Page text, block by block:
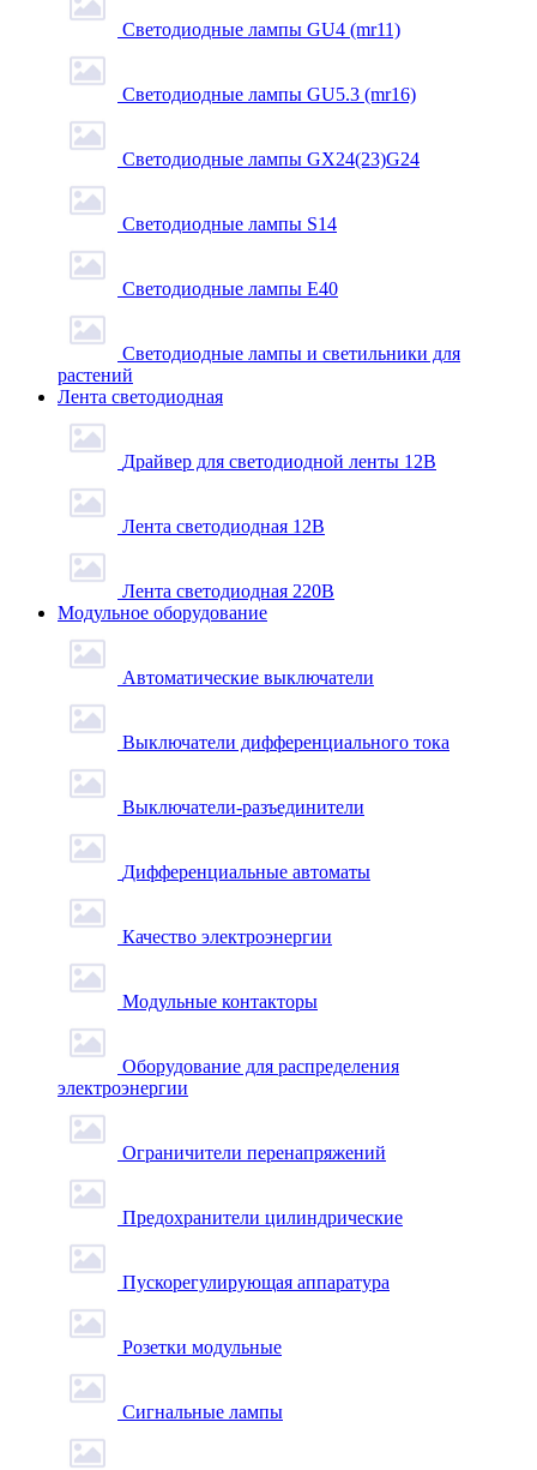
Светодиодные лампы GU4 (mr11)
Светодиодные лампы GU5.3 (mr16)
Светодиодные лампы GX24(23)G24
Светодиодные лампы S14
Светодиодные лампы Е40
Светодиодные лампы и светильники для
растений
Лента светодиодная
Драйвер для светодиодной ленты 12В
Лента светодиодная 12В
Лента светодиодная 220В
Модульное оборудование
Автоматические выключатели
Выключатели дифференциального тока
Выключатели-разъединители
Дифференциальные автоматы
Качество электроэнергии
Модульные контакторы
Оборудование для распределения
электроэнергии
Ограничители перенапряжений
Предохранители цилиндрические
Пускорегулирующая аппаратура
Розетки модульные
Сигнальные лампы